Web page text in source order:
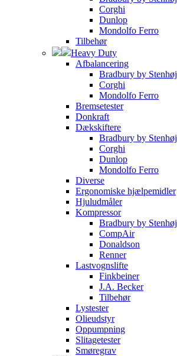
Corghi
Dunlop
Mondolfo Ferro
Tilbehør
Heavy Duty
Afbalancering
Bradbury by Stenhøj
Corghi
Mondolfo Ferro
Bremsetester
Donkraft
Dækskiftere
Bradbury by Stenhøj
Corghi
Dunlop
Mondolfo Ferro
Diverse
Ergonomiske hjælpemidler
Hjuludmåler
Kompressor
Bradbury by Stenhøj
CompAir
Donaldson
Renner
Lastvognslifte
Finkbeiner
J.A. Becker
Tilbehør
Lystester
Olieudstyr
Oppumpning
Slitagetester
Smøregrav